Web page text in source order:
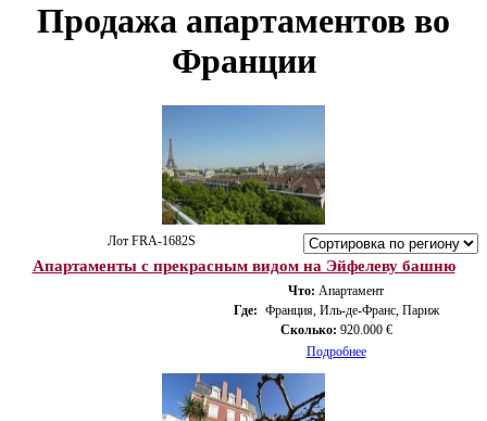
Продажа апартаментов во
Франции
Лот FRA-1682S
Апартаменты с прекрасным видом на Эйфелеву башню
Что: Апартамент
Где: Франция, Иль-де-Франс, Париж
Сколько: 920.000 €
Подробнее